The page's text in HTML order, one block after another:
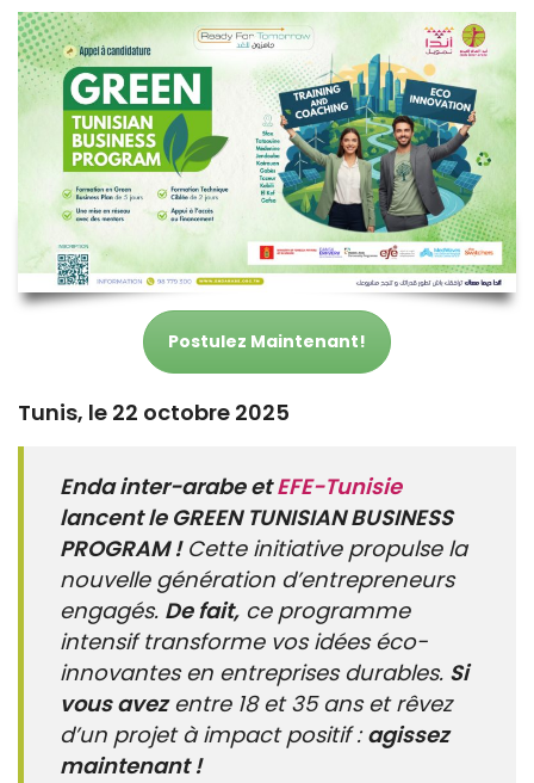
Postulez Maintenant!
Tunis, le 22 octobre 2025
Enda inter-arabe etEFE-Tunisie
lancent le GREEN TUNISIAN BUSINESS
PROGRAM !Cette initiative propulse la
nouvelle génération d’entrepreneurs
engagés. De fait, ce programme
intensif transforme vos idées éco-
innovantes en entreprises durables. Si
vous avezentre 18 et 35 ans et rêvez
d’un projet à impact positif : agissez
maintenant !